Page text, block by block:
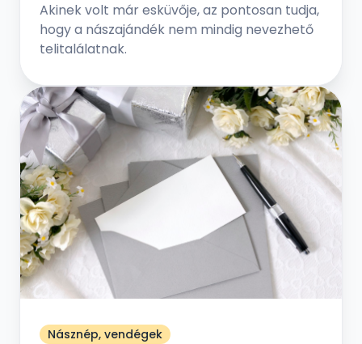
Akinek volt már esküvője, az pontosan tudja,
hogy a nászajándék nem mindig nevezhető
telitalálatnak.
Násznép, vendégek